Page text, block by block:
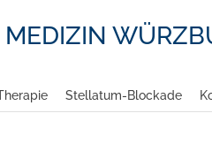
Stellatum-Blockade